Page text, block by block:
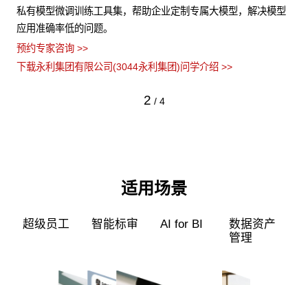
限进行管理控制，保障数据安全，打造企业级私域知识库。
预约专家咨询 >>
下载永利集团有限公司(3044永利集团)问学介绍 >>
3 / 4
适用场景
超级员工 智能标审 AI for BI
数据资产
管理